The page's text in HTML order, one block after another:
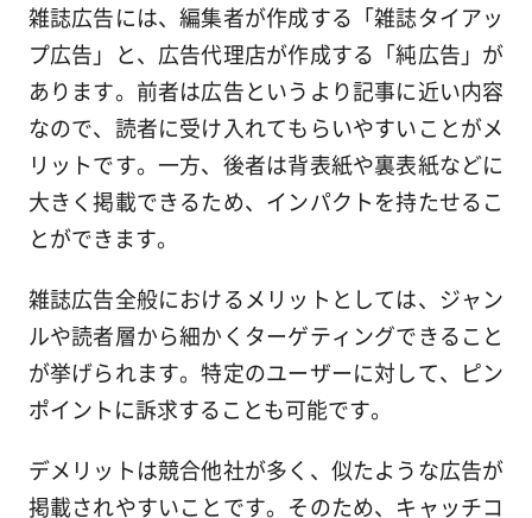
雑誌広告には、編集者が作成する「雑誌タイアッ
プ広告」と、広告代理店が作成する「純広告」が
あります。前者は広告というより記事に近い内容
なので、読者に受け入れてもらいやすいことがメ
リットです。一方、後者は背表紙や裏表紙などに
大きく掲載できるため、インパクトを持たせるこ
とができます。
雑誌広告全般におけるメリットとしては、ジャン
ルや読者層から細かくターゲティングできること
が挙げられます。特定のユーザーに対して、ピン
ポイントに訴求することも可能です。
デメリットは競合他社が多く、似たような広告が
掲載されやすいことです。そのため、キャッチコ